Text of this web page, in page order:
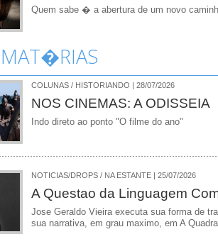
Quem sabe � a abertura de um novo
COLUNAS / HISTORIANDO | 28/07/2026
NOS CINEMAS: A ODISSEIA
Indo direto ao ponto "O filme do ano"
NOTICIAS/DROPS / NA ESTANTE | 25/07/2026
A Questao da Linguagem
Jose Geraldo Vieira executa sua forma de
sua narrativa, em grau maximo, em A